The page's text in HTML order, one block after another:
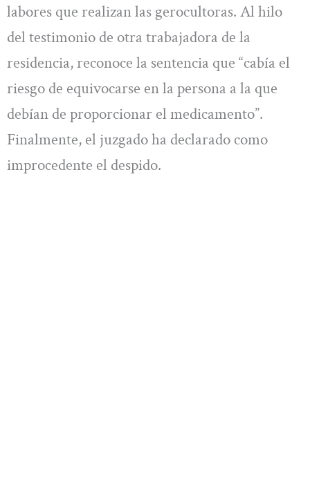
labores que realizan las gerocultoras. Al hilo
del testimonio de otra trabajadora de la
residencia, reconoce la sentencia que “cabía el
riesgo de equivocarse en la persona a la que
debían de proporcionar el medicamento”.
Finalmente, el juzgado ha declarado como
improcedente el despido.